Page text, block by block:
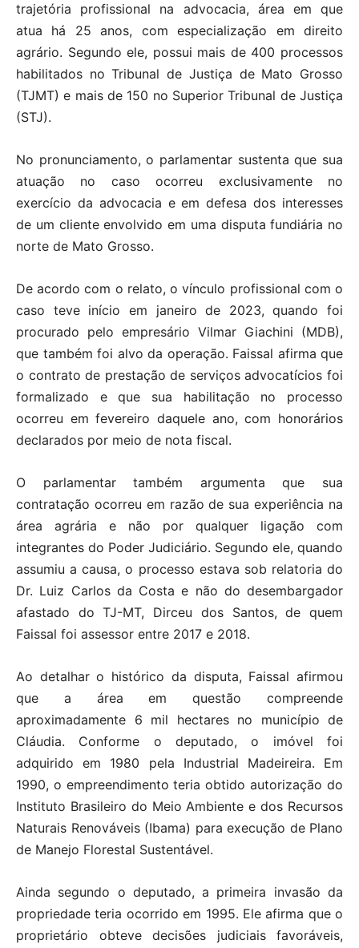
trajetória profissional na advocacia, área em que
atua há 25 anos, com especialização em direito
agrário. Segundo ele, possui mais de 400 processos
habilitados no Tribunal de Justiça de Mato Grosso
(TJMT) e mais de 150 no Superior Tribunal de Justiça
(STJ).
No pronunciamento, o parlamentar sustenta que sua
atuação no caso ocorreu exclusivamente no
exercício da advocacia e em defesa dos interesses
de um cliente envolvido em uma disputa fundiária no
norte de Mato Grosso.
De acordo com o relato, o vínculo profissional com o
caso teve início em janeiro de 2023, quando foi
procurado pelo empresário Vilmar Giachini (MDB),
que também foi alvo da operação. Faissal afirma que
o contrato de prestação de serviços advocatícios foi
formalizado e que sua habilitação no processo
ocorreu em fevereiro daquele ano, com honorários
declarados por meio de nota fiscal.
O parlamentar também argumenta que sua
contratação ocorreu em razão de sua experiência na
área agrária e não por qualquer ligação com
integrantes do Poder Judiciário. Segundo ele, quando
assumiu a causa, o processo estava sob relatoria do
Dr. Luiz Carlos da Costa e não do desembargador
afastado do TJ-MT, Dirceu dos Santos, de quem
Faissal foi assessor entre 2017 e 2018.
Ao detalhar o histórico da disputa, Faissal afirmou
que a área em questão compreende
aproximadamente 6 mil hectares no município de
Cláudia. Conforme o deputado, o imóvel foi
adquirido em 1980 pela Industrial Madeireira. Em
1990, o empreendimento teria obtido autorização do
Instituto Brasileiro do Meio Ambiente e dos Recursos
Naturais Renováveis (Ibama) para execução de Plano
de Manejo Florestal Sustentável.
Ainda segundo o deputado, a primeira invasão da
propriedade teria ocorrido em 1995. Ele afirma que o
proprietário obteve decisões judiciais favoráveis,